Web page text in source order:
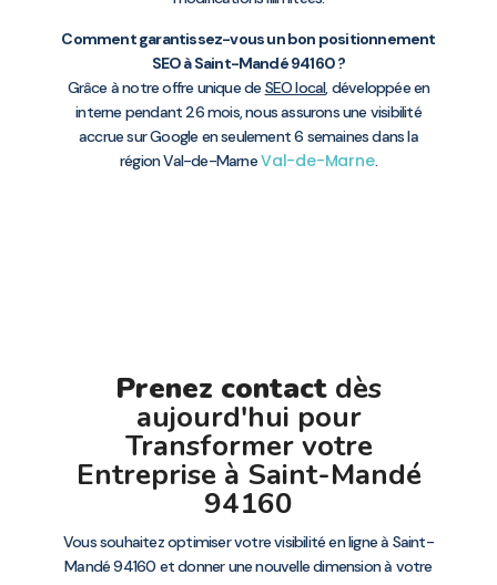
Comment garantissez-vous un bon positionnement
SEO à Saint-Mandé 94160 ?
Grâce à notre offre unique de SEO local, développée en
interne pendant 26 mois, nous assurons une visibilité
accrue sur Google en seulement 6 semaines dans la
région Val-de-MarneVal-de-Marne.
Prenez contact dès
aujourd'hui pour
Transformer votre
Entreprise à Saint-Mandé
94160
Vous souhaitez optimiser votre visibilité en ligne à Saint-
Mandé 94160 et donner une nouvelle dimension à votre